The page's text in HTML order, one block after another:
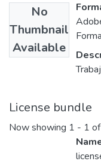
No
Thumbnail
Available
License bundle
Now showing 1 - 1